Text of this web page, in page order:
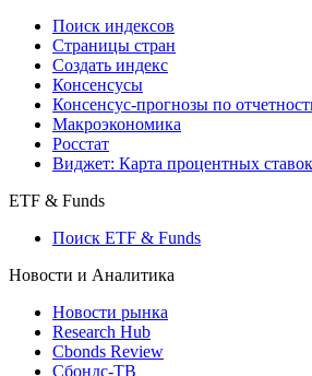
Поиск кредитов
Индексы
Поиск индексов
Страницы стран
Создать индекс
Консенсусы
Консенсус-прогнозы по отчетности
Макроэкономика
Виджет: Карта процентных ставок
ETF & Funds
Поиск ETF & Funds
Новости и Аналитика